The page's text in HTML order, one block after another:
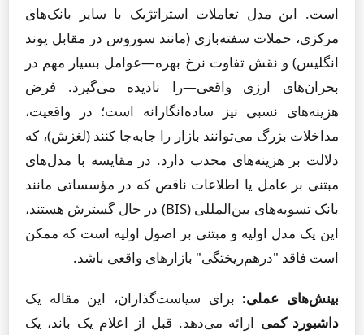
است. این مدل تعاملات استراتژیک با سایر بانک‌های
مرکزی، حملات سفته‌بازی (مانند سوروس در مقابل پوند
انگلیس) و نقش تفاوت نرخ بهره—عوامل بسیار مهم در
بحران‌های ارزی واقعی—را نادیده می‌گیرد. فرض
هزینه‌های نسبی نیز ساده‌انگارانه است؛ در واقعیت،
مداخلات بزرگ می‌توانند بازار را جابه‌جا کنند (لغزش)، که
دلالت بر هزینه‌های محدب دارد. در مقایسه با مدل‌های
مبتنی بر عامل یا اطلاعات ناقص که در مؤسساتی مانند
بانک تسویه‌های بین‌المللی (BIS) در حال گسترش هستند،
این یک مدل اولیه و مبتنی بر اصول اولیه است که ممکن
است فاقد "درهم‌ریختگی" بازارهای واقعی باشد.
بینش‌های عملی: برای سیاست‌گذاران، این مقاله یک
داشبورد کمی ارائه می‌دهد. قبل از اعلام یک باند، یک